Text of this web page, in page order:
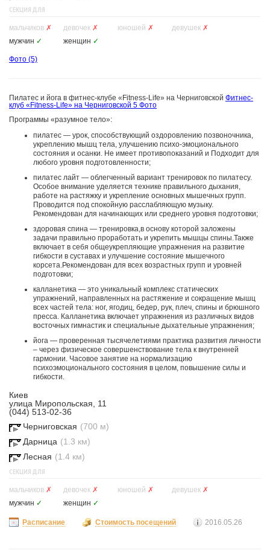
СЕКЦИЯ ДЛЯ
мальчиков ✗ девочек ✗ юношей ✗ девушек ✗
мужчин ✓ женщин ✓
Фото (5)
Пилатес и йога в фитнес-клубе «Fitness-Life» на Черниговской Фитнес-
клуб «Fitness-Life» на Черниговской 5 Фото
Программы «разумное тело»:
пилатес — урок, способствующий оздоровлению позвоночника,
укреплению мышц тела, улучшению психо-эмоционального
состояния и осанки. Не имеет противопоказаний и Подходит для
любого уровня подготовленности;
пилатес лайт — облегченный вариант тренировок по пилатесу.
Особое внимание уделяется технике правильного дыхания,
работе на растяжку и укрепление основных мышечных групп.
Проводится под спокойную расслабляющую музыку.
Рекомендован для начинающих или среднего уровня подготовки;
здоровая спина — тренировка,в основу которой заложены
задачи правильно проработать и укрепить мышцы спины.Также
включает в себя общеукрепляющие упражнения на развитие
гибкости в суставах и улучшение состояние мышечного
корсета.Рекомендован для всех возрастных групп и уровней
подготовки;
калланетика — это уникальный комплекс статических
упражнений, направленных на растяжение и сокращение мышц
всех частей тела: ног, ягодиц, бедер, рук, плеч, спины и брюшного
пресса. Калланетика включает упражнения из различных видов
восточных гимнастик и специальные дыхательные упражнения;
йога — проверенная тысячелетиями практика развития личности
– через физическое совершенствование тела к внутренней
гармонии. Часовое занятие на нормализацию
психоэмоционального состояния в целом, повышение силы и
гибкости.
Киев
улица Миропольская, 11
(044) 513-02-36
Черниговская (700 м)
Дарница (1.3 км)
Лесная (1.4 км)
СЕКЦИЯ ДЛЯ
мальчиков ✗ девочек ✗ юношей ✗ девушек ✗
мужчин ✓ женщин ✓
Расписание Стоимость посещений 2016.05.26